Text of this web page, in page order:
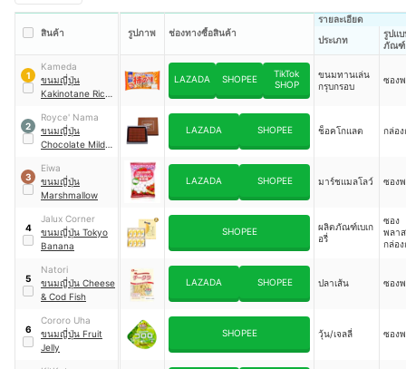
สินค้า รูปภาพ ช่องทางซื้อสินค้า
รายละเอียด
ประเภท
รูปแบ
ภัณฑ์
1
Kameda
ขนมญี่ปุ่น
Kakinotane Rice
LAZADA SHOPEE
TikTok
SHOP
ขนมทานเล่น
กรุบกรอบ
ซอง
2
Royce' Nama
ขนมญี่ปุ่น
Chocolate Mild
LAZADA SHOPEE ช็อคโกแลต กล่อ
3
Eiwa
ขนมญี่ปุ่น
Marshmallow
LAZADA SHOPEE มาร์ชแมลโลว์ ซอง
4
Jalux Corner
ขนมญี่ปุ่น Tokyo
Banana
SHOPEE
ผลิตภัณฑ์เบเก
อรี่
ซอง
พลา
กล่อ
5
Natori
ขนมญี่ปุ่น Cheese
& Cod Fish
LAZADA SHOPEE ปลาเส้น ซอง
6
Cororo Uha
ขนมญี่ปุ่น Fruit
Jelly
SHOPEE วุ้น/เจลลี่ ซอง